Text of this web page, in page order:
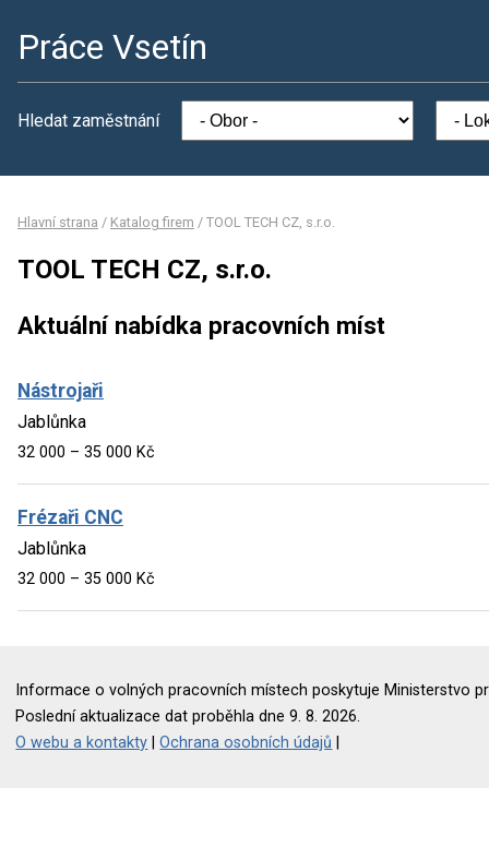
Práce Vsetín
Hledat zaměstnání
Hlavní strana / Katalog firem / TOOL TECH CZ, s.r.o.
TOOL TECH CZ, s.r.o.
Aktuální nabídka pracovních míst
Nástrojaři
Jablůnka
32 000 – 35 000 Kč
Frézaři CNC
Jablůnka
32 000 – 35 000 Kč
Informace o volných pracovních místech poskytuje Ministerstvo
Poslední aktualizace dat proběhla dne 9. 8. 2026.
O webu a kontakty |Ochrana osobních údajů